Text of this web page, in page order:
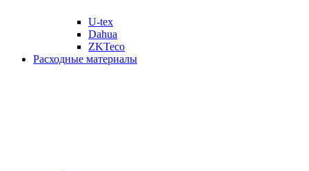
U-tex
Dahua
ZKTeco
Расходные материалы